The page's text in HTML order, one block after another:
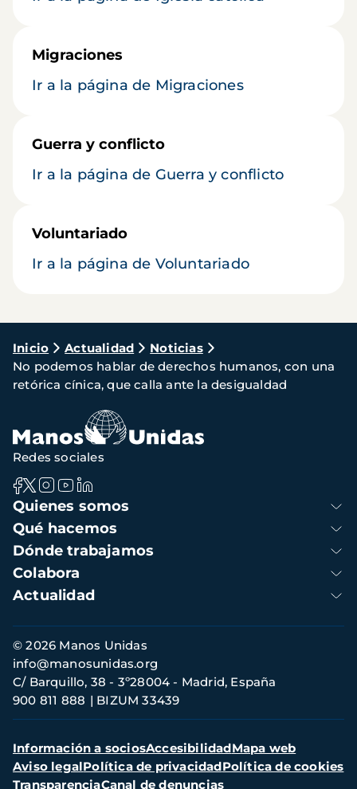
Migraciones
Ir a la página de Migraciones
Guerra y conflicto
Ir a la página de Guerra y conflicto
Voluntariado
Ir a la página de Voluntariado
Ruta
de
navegación
Inicio Actualidad
Noticias
No podemos hablar de derechos humanos, con una
retórica cínica, que calla ante la desigualdad
Navegación
principal
Quienes somos
Qué hacemos
Dónde trabajamos
Colabora
Actualidad
Redes sociales
Información
de
contacto
© 2026 Manos Unidas
C/ Barquillo, 38 - 3º28004 - Madrid, España
900 811 888
BIZUM 33439
info@manosunidas.org
Menú
secundario
Información a sociosAccesibilidadMapa web
Aviso legalPolítica de privacidadPolítica de cookies
TransparenciaCanal de denuncias